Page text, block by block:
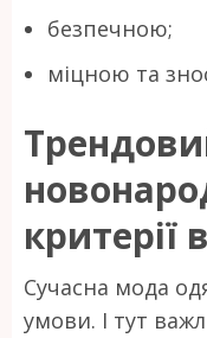
безпечною;
міцною та
критерії
Сучасна мода
умови. І тут